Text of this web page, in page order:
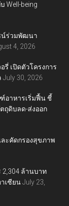
Well-being
น์ร่วมพัฒนา
4, 2026
รี่ เปิดตัวโครงการ
July 30, 2026
อาหารเริ่มฟื้น ชี้
ถุดิบลด-ส่งออก
ละคัดกรองสุขภาพ
2,304 ล้านบาท
เซียน July 23,